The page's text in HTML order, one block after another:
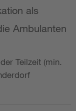
als
Ambulanten
Teilzeit (min.